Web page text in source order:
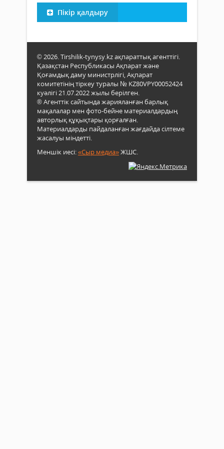
Пікір қалдыру
© 2026. Tirshilik-tynysy.kz ақпараттық агенттігі.
Қазақстан Республикасы Ақпарат және
Қоғамдық даму министрлігі, Ақпарат
комитетінің тіркеу туралы № KZ80VPY00052424
куәлігі 21.07.2022 жылы берілген.
® Агенттік сайтында жарияланған барлық
мақалалар мен фото-бейне материалдардың
авторлық құқықтары қорғалған.
Материалдарды пайдаланған жағдайда сілтеме
жасалуы міндетті.
Меншік иесі:«Сыр медиа»ЖШС.